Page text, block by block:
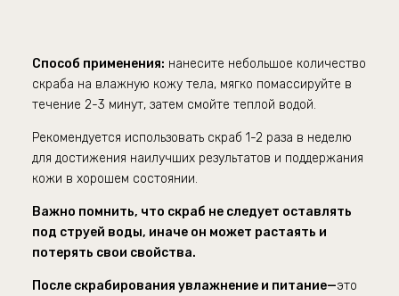
Способ применения: нанесите небольшое количество
скраба на влажную кожу тела, мягко помассируйте в
течение 2-3 минут, затем смойте теплой водой.
Рекомендуется использовать скраб 1-2 раза в неделю
для достижения наилучших результатов и поддержания
кожи в хорошем состоянии.
Важно помнить, что скраб не следует оставлять
под струей воды, иначе он может растаять и
потерять свои свойства.
После скрабирования увлажнение и питание—это